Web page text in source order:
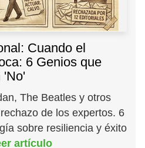
Cuando el
6 Genios que
'No'
The Beatles y otros
de los expertos. 6
sobre resiliencia y éxito
artículo